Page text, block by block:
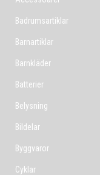
Badrumsartiklar
Barnartiklar
Barnkläder
Batterier
Belysning
Bildelar
Byggvaror
Cyklar